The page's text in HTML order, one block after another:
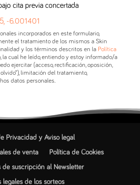
cita previa concertada
-6.001401
incorporados en este formulario,
el tratamiento de los mismos a Skin
y los términos descritos en la Política
la cual he leído, entiendo y estoy informado/a
ejercitar (acceso, rectificación, oposición,
limitación del tratamiento,
datos personales.
Privacidad y Aviso legal
de venta
Política de Cookies
de suscripción al Newsletter
legales de los sorteos